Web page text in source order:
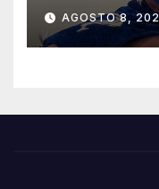
AGOSTO 8,